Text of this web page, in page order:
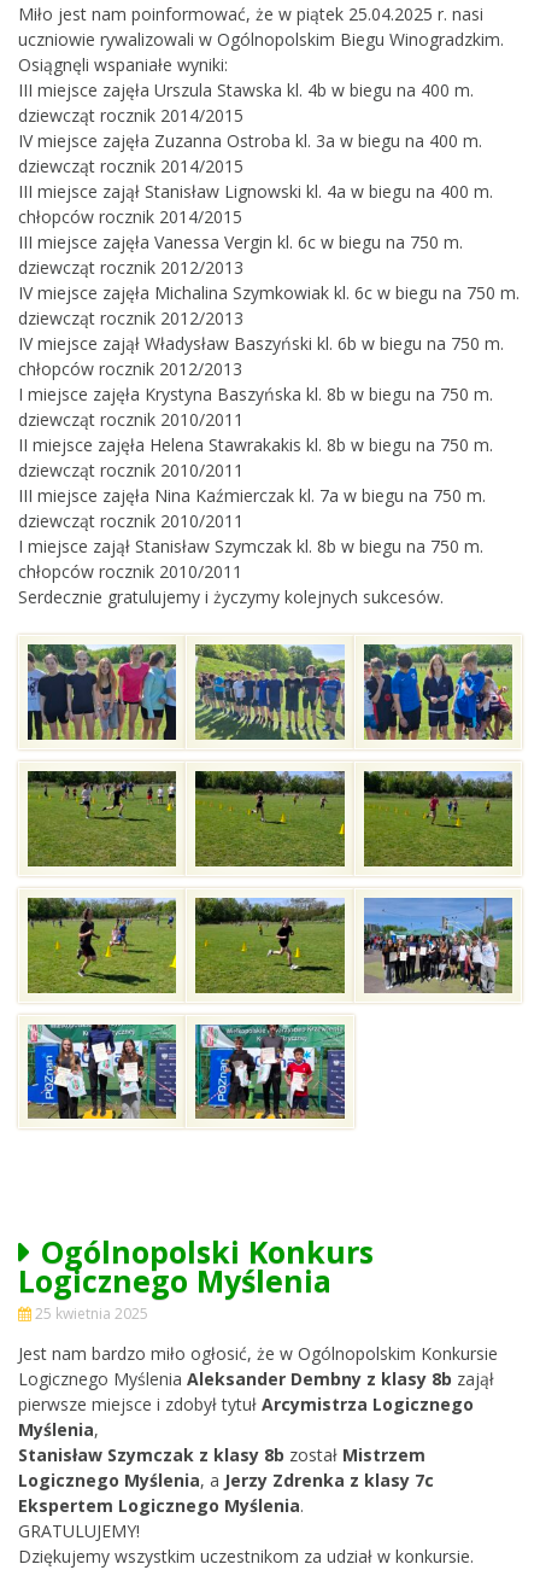
Miło jest nam poinformować, że w piątek 25.04.2025 r. nasi
uczniowie rywalizowali w Ogólnopolskim Biegu Winogradzkim.
Osiągnęli wspaniałe wyniki:
III miejsce zajęła Urszula Stawska kl. 4b w biegu na 400 m.
dziewcząt rocznik 2014/2015
IV miejsce zajęła Zuzanna Ostroba kl. 3a w biegu na 400 m.
dziewcząt rocznik 2014/2015
III miejsce zajął Stanisław Lignowski kl. 4a w biegu na 400 m.
chłopców rocznik 2014/2015
III miejsce zajęła Vanessa Vergin kl. 6c w biegu na 750 m.
dziewcząt rocznik 2012/2013
IV miejsce zajęła Michalina Szymkowiak kl. 6c w biegu na 750 m.
dziewcząt rocznik 2012/2013
IV miejsce zajął Władysław Baszyński kl. 6b w biegu na 750 m.
chłopców rocznik 2012/2013
I miejsce zajęła Krystyna Baszyńska kl. 8b w biegu na 750 m.
dziewcząt rocznik 2010/2011
II miejsce zajęła Helena Stawrakakis kl. 8b w biegu na 750 m.
dziewcząt rocznik 2010/2011
III miejsce zajęła Nina Kaźmierczak kl. 7a w biegu na 750 m.
dziewcząt rocznik 2010/2011
I miejsce zajął Stanisław Szymczak kl. 8b w biegu na 750 m.
chłopców rocznik 2010/2011
Serdecznie gratulujemy i życzymy kolejnych sukcesów.
Ogólnopolski Konkurs
Logicznego Myślenia
25 kwietnia 2025
Jest nam bardzo miło ogłosić, że w Ogólnopolskim Konkursie
Logicznego Myślenia Aleksander Dembny z klasy 8b zajął
pierwsze miejsce i zdobył tytuł Arcymistrza Logicznego
Myślenia,
Stanisław Szymczak z klasy 8b został Mistrzem
Logicznego Myślenia, a Jerzy Zdrenka z klasy 7c
Ekspertem Logicznego Myślenia.
GRATULUJEMY!
Dziękujemy wszystkim uczestnikom za udział w konkursie.